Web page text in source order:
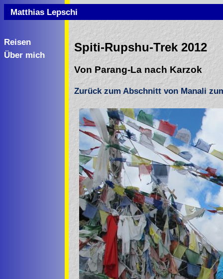
Matthias Lepschi
Reisen
Über mich
Spiti-Rupshu-Trek 2012
Von Parang-La nach Karzok
Zurück zum Abschnitt von Manali